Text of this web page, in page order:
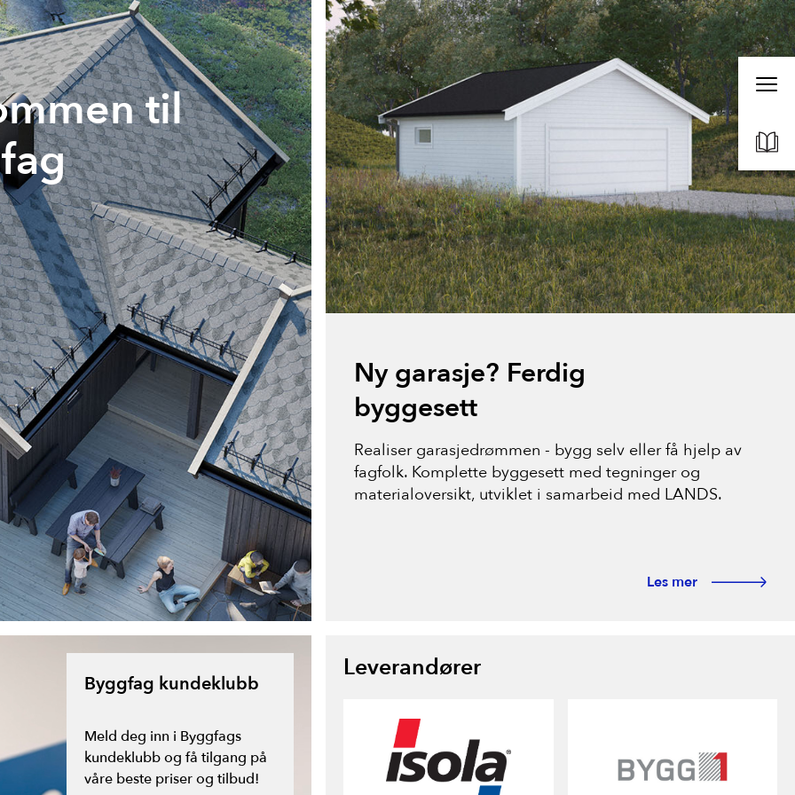
til
Ny garasje? Ferdig
byggesett
Realiser garasjedrømmen - bygg selv eller få hjelp av
fagfolk. Komplette byggesett med tegninger og
materialoversikt, utviklet i samarbeid med LANDS.
Les mer
Byggfag kundeklubb
Meld deg inn i Byggfags
kundeklubb og få tilgang på
våre beste priser og tilbud!
Leverandører